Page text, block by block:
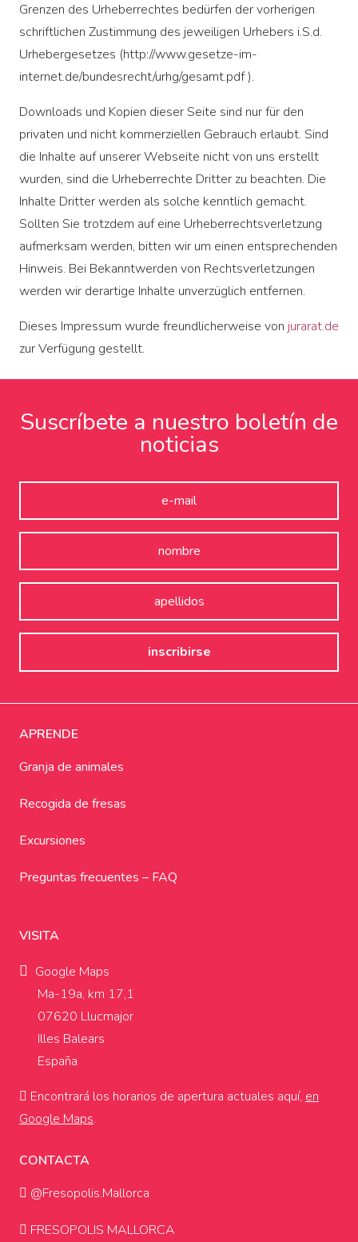
Grenzen des Urheberrechtes bedürfen der vorherigen
schriftlichen Zustimmung des jeweiligen Urhebers i.S.d.
Urhebergesetzes (http://www.gesetze-im-
internet.de/bundesrecht/urhg/gesamt.pdf ).
Downloads und Kopien dieser Seite sind nur für den
privaten und nicht kommerziellen Gebrauch erlaubt. Sind
die Inhalte auf unserer Webseite nicht von uns erstellt
wurden, sind die Urheberrechte Dritter zu beachten. Die
Inhalte Dritter werden als solche kenntlich gemacht.
Sollten Sie trotzdem auf eine Urheberrechtsverletzung
aufmerksam werden, bitten wir um einen entsprechenden
Hinweis. Bei Bekanntwerden von Rechtsverletzungen
werden wir derartige Inhalte unverzüglich entfernen.
Dieses Impressum wurde freundlicherweise von jurarat.de
zur Verfügung gestellt.
Suscríbete a nuestro boletín de
noticias
APRENDE
Granja de animales
Recogida de fresas
Excursiones
Preguntas frecuentes – FAQ
VISITA
Google Maps
Ma-19a, km 17,1
07620 Llucmajor
Illes Balears
España
Encontrará los horarios de apertura actuales aquí, en
Google Maps.
CONTACTA
@Fresopolis.Mallorca
FRESOPOLIS MALLORCA